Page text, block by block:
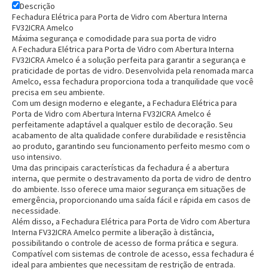
Descrição
Fechadura Elétrica para Porta de Vidro com Abertura Interna
FV32ICRA Amelco
Máxima segurança e comodidade para sua porta de vidro
A Fechadura Elétrica para Porta de Vidro com Abertura Interna
FV32ICRA Amelco é a solução perfeita para garantir a segurança e
praticidade de portas de vidro. Desenvolvida pela renomada marca
Amelco, essa fechadura proporciona toda a tranquilidade que você
precisa em seu ambiente.
Com um design moderno e elegante, a Fechadura Elétrica para
Porta de Vidro com Abertura Interna FV32ICRA Amelco é
perfeitamente adaptável a qualquer estilo de decoração. Seu
acabamento de alta qualidade confere durabilidade e resistência
ao produto, garantindo seu funcionamento perfeito mesmo com o
uso intensivo.
Uma das principais características da fechadura é a abertura
interna, que permite o destravamento da porta de vidro de dentro
do ambiente. Isso oferece uma maior segurança em situações de
emergência, proporcionando uma saída fácil e rápida em casos de
necessidade.
Além disso, a Fechadura Elétrica para Porta de Vidro com Abertura
Interna FV32ICRA Amelco permite a liberação à distância,
possibilitando o controle de acesso de forma prática e segura.
Compatível com sistemas de controle de acesso, essa fechadura é
ideal para ambientes que necessitam de restrição de entrada.